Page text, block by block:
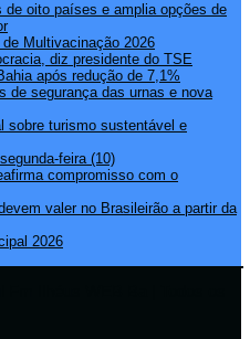
oito países e amplia opções de
Multivacinação 2026
diz presidente do TSE
após redução de 7,1%
de segurança das urnas e nova
sobre turismo sustentável e
feira (10)
compromisso com o
valer no Brasileirão a partir da
2026